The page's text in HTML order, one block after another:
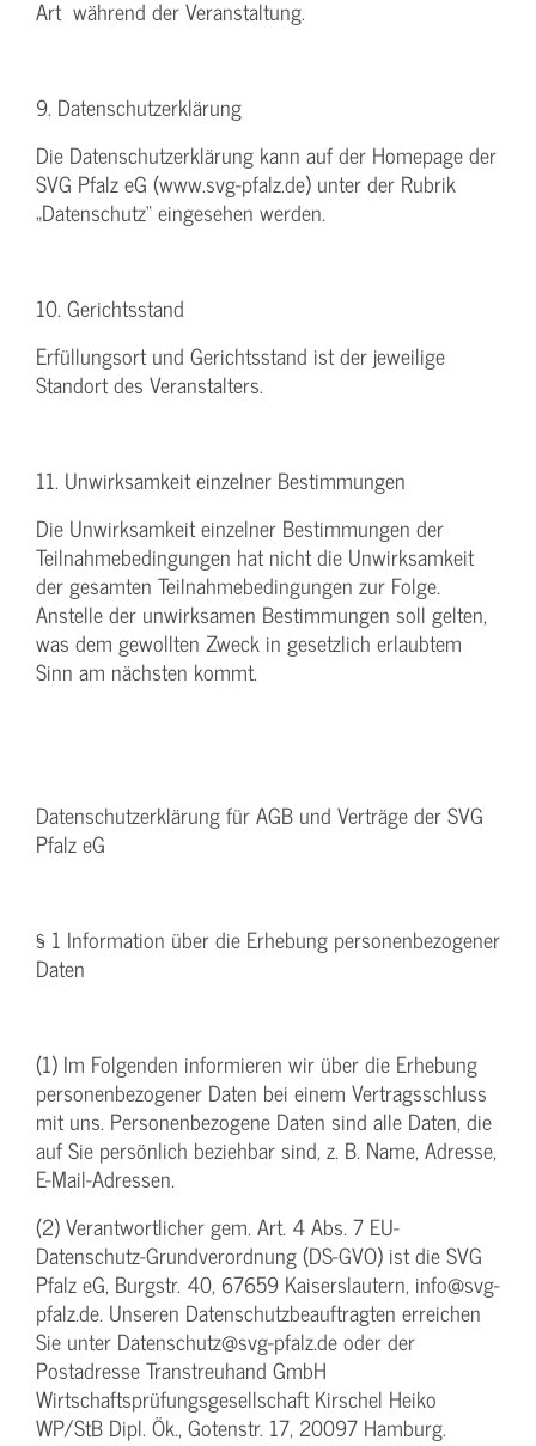
Art während der Veranstaltung.
9. Datenschutzerklärung
Die Datenschutzerklärung kann auf der Homepage der
SVG Pfalz eG (www.svg-pfalz.de) unter der Rubrik
„Datenschutz“ eingesehen werden.
10. Gerichtsstand
Erfüllungsort und Gerichtsstand ist der jeweilige
Standort des Veranstalters.
11. Unwirksamkeit einzelner Bestimmungen
Die Unwirksamkeit einzelner Bestimmungen der
Teilnahmebedingungen hat nicht die Unwirksamkeit
der gesamten Teilnahmebedingungen zur Folge.
Anstelle der unwirksamen Bestimmungen soll gelten,
was dem gewollten Zweck in gesetzlich erlaubtem
Sinn am nächsten kommt.
Datenschutzerklärung für AGB und Verträge der SVG
Pfalz eG
§ 1 Information über die Erhebung personenbezogener
Daten
(1) Im Folgenden informieren wir über die Erhebung
personenbezogener Daten bei einem Vertragsschluss
mit uns. Personenbezogene Daten sind alle Daten, die
auf Sie persönlich beziehbar sind, z. B. Name, Adresse,
E-Mail-Adressen.
(2) Verantwortlicher gem. Art. 4 Abs. 7 EU-
Datenschutz-Grundverordnung (DS-GVO) ist die SVG
Pfalz eG, Burgstr. 40, 67659 Kaiserslautern, info@svg-
pfalz.de. Unseren Datenschutzbeauftragten erreichen
Sie unter Datenschutz@svg-pfalz.de oder der
Postadresse Transtreuhand GmbH
Wirtschaftsprüfungsgesellschaft Kirschel Heiko
WP/StB Dipl. Ök., Gotenstr. 17, 20097 Hamburg.